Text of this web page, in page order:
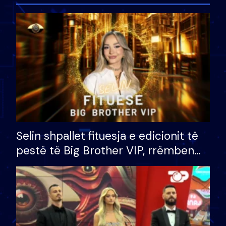
Selin shpallet fituesja e edicionit të
pestë të Big Brother VIP, rrëmben
çmimin e madh prej 100 mijë eurosh